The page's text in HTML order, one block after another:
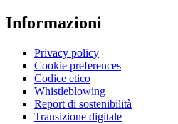
Informazioni
Privacy policy
Cookie preferences
Codice etico
Whistleblowing
Report di sostenibilità
Transizione digitale